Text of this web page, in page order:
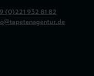
(0)221 932 81 82